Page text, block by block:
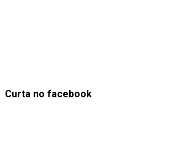
Curta no facebook